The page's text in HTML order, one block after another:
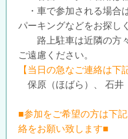
・車で参加される場合
パーキングなどをお探し
路上駐車は近隣の方々
ご遠慮ください。
【当日の急なご連絡は下
保原（ほばら）、 石井
■参加をご希望の方は下
絡をお願い致します■